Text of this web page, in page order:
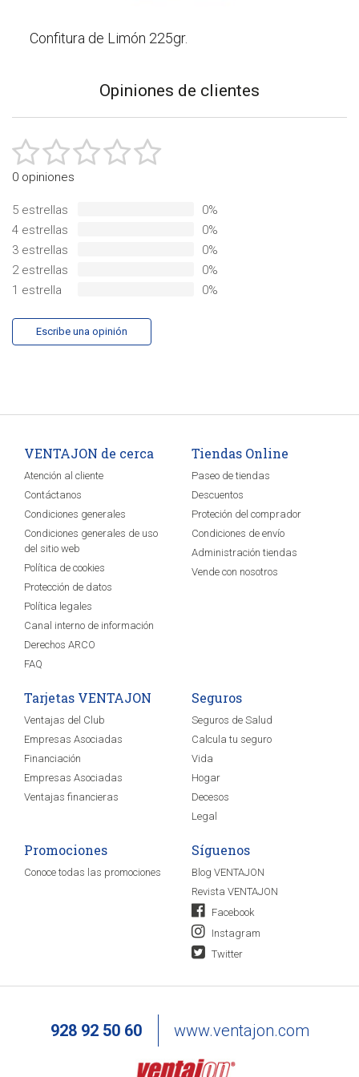
Confitura de Limón 225gr.
Opiniones de clientes
0 opiniones
5 estrellas
0%
4 estrellas
0%
3 estrellas
0%
2 estrellas
0%
1 estrella
0%
Escribe una opinión
VENTAJON de cerca
Atención al cliente
Contáctanos
Condiciones generales
Condiciones generales de uso
del sitio web
Política de cookies
Protección de datos
Política legales
Canal interno de información
Derechos ARCO
FAQ
Tiendas Online
Paseo de tiendas
Descuentos
Proteción del comprador
Condiciones de envío
Administración tiendas
Vende con nosotros
Tarjetas VENTAJON
Ventajas del Club
Empresas Asociadas
Financiación
Empresas Asociadas
Ventajas financieras
Seguros
Seguros de Salud
Calcula tu seguro
Vida
Hogar
Decesos
Legal
Promociones
Conoce todas las promociones
Síguenos
Blog VENTAJON
Revista VENTAJON
Facebook
Instagram
Twitter
928 92 50 60 www.ventajon.com